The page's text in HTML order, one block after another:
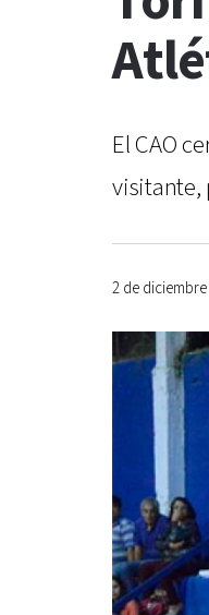
El CAO
visitante,
2 de